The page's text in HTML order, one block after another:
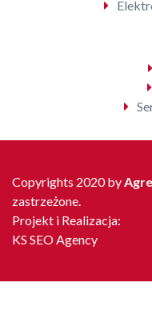
Copyrights 2020 by
zastrzeżone.
Projekt i Realizacja:
KS SEO Agency